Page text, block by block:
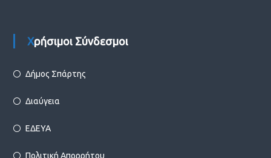
Χρήσιμοι Σύνδεσμοι
Δήμος Σπάρτης
Διαύγεια
ΕΔΕΥΑ
Πολιτική Απορρήτου